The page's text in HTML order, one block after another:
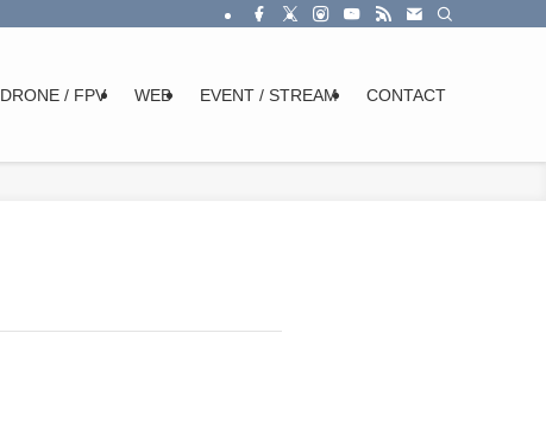
DRONE / FPV WEB EVENT / STREAM CONTACT